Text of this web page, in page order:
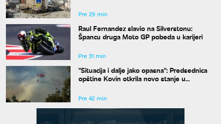
Pre 29 min
Raul Fernandez slavio na Silverstonu:
Špancu druga Moto GP pobeda u karijeri
Pre 31 min
"Situacija i dalje jako opasna": Predsednica
opštine Kovin otkrila novo stanje u
Pre 42 min